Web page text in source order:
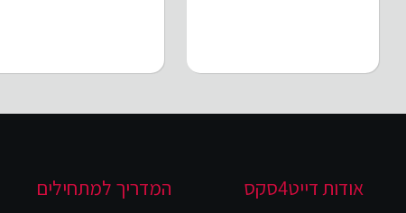
אודות דייט4סקס המדריך למתחילים